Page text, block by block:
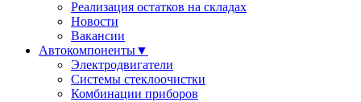
Реализация остатков на складах
Новости
Вакансии
Автокомпоненты▼
Электродвигатели
Системы стеклоочистки
Комбинации приборов